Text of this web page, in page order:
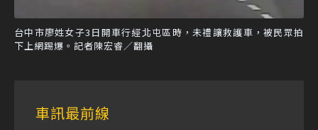
台中市廖姓女子3日開車行經北屯區時，未禮讓救護車，被民眾拍
下上網踢爆。記者陳宏睿／翻攝
車訊最前線